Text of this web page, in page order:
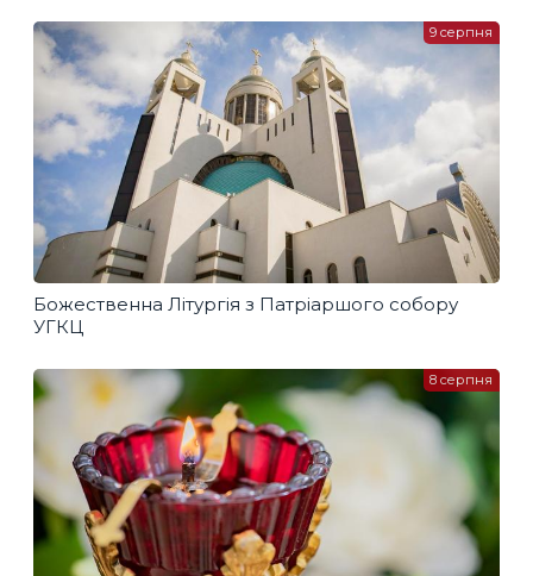
Божественна Літургія з Патріаршого собору
УГКЦ
9 серпня
8 серпня